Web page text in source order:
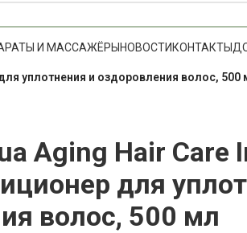
И МАССАЖЁРЫНОВОСТИКОНТАКТЫ
уплотнения и оздоровления волос, 500
Aging Hair Care
для
волос, 500 мл